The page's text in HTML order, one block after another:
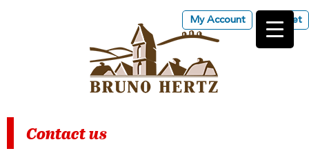
My Account Basket
Contact us